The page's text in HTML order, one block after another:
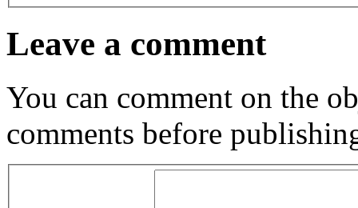
Leave a comment
You can comment on the
comments before